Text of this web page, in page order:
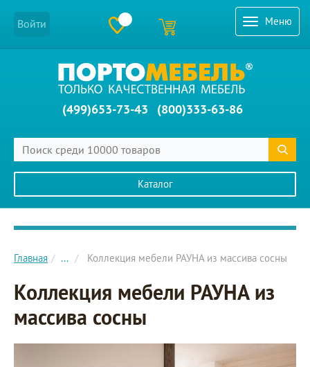
Меню
Войти
(499)653-73-43 (800)333-63-86
Каталог
Главное меню сайта
Главная ... Коллекция мебели РАУНА из массива сосны
Коллекция мебели РАУНА из
массива сосны